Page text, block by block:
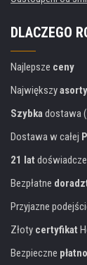
DLACZEGO
Najlepsze ceny
Największy
Szybkadostawa
Dostawa w całej
21 lat
Bezpłatne
Przyjazne
Złoty certyfikat
Bezpieczne